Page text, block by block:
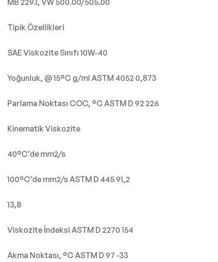
MB 229.1, VW 500.00/505.00
Tipik Özellikleri
SAE Viskozite Sınıfı 10W-40
Yoğunluk, @ 15°C g/ml ASTM 4052 0,873
Parlama Noktası COC, °C ASTM D 92 226
Kinematik Viskozite
40°C’de mm2/s
100°C’de mm2/s ASTM D 445 91,2
13,8
Viskozite İndeksi ASTM D 2270 154
Akma Noktası, °C ASTM D 97 -33